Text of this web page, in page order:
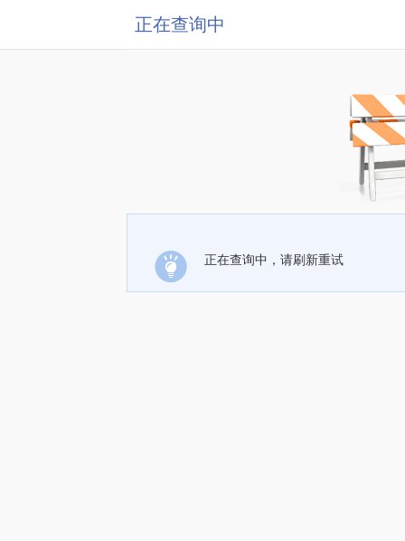
正在查询中
正在查询中，请刷新重试